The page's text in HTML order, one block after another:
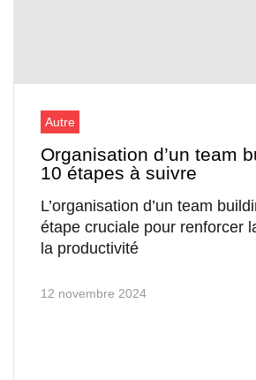
Autre
Organisation d’un team
10 étapes à suivre
L’organisation d’un team
étape cruciale pour renforcer
la productivité
12 novembre 2024